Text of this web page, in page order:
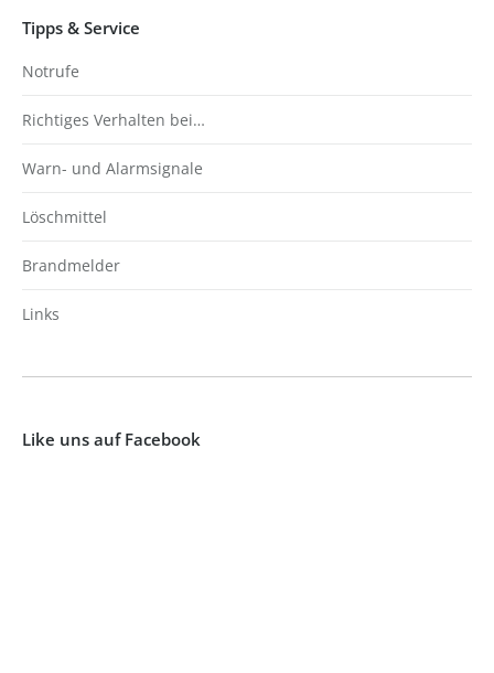
Tipps & Service
Notrufe
Richtiges Verhalten bei…
Warn- und Alarmsignale
Löschmittel
Brandmelder
Links
Like uns auf Facebook